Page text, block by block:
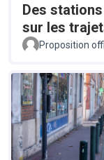
Des
sur les
Proposition